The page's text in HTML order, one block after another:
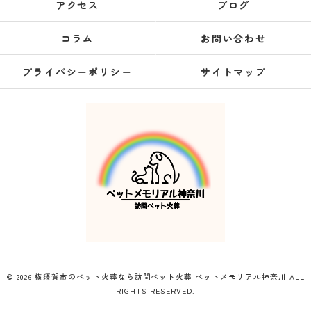
アクセス ブログ
コラム お問い合わせ
プライバシーポリシー サイトマップ
© 2026 横須賀市のペット火葬なら訪問ペット火葬 ペットメモリアル神奈川 ALL
RIGHTS RESERVED.